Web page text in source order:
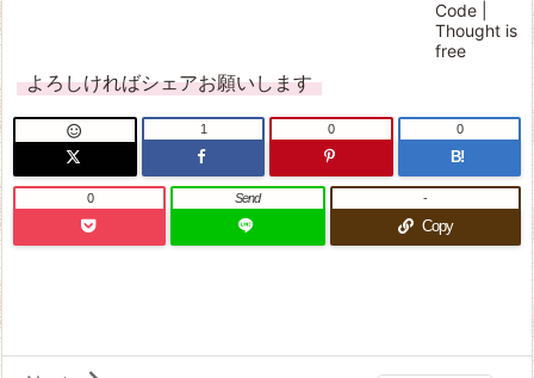
よろしければシェアお願いします
 1 0
B!
0
0 Send
Copy
-